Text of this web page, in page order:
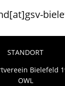
STANDORT
Bielefeld
OWL